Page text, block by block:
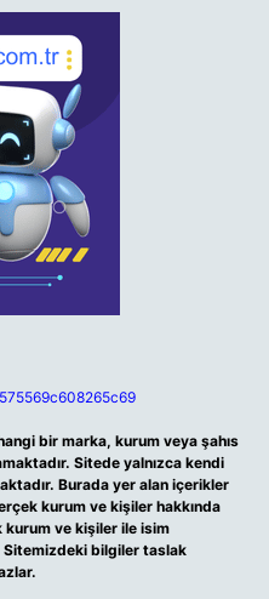
bir marka, kurum veya şahıs
Sitede yalnızca kendi
Burada yer alan içerikler
kurum ve kişiler hakkında
kurum ve kişiler ile isim
bilgiler taslak